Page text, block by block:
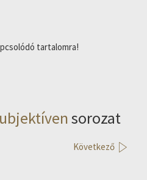
tartalomra!
sorozat
Következő